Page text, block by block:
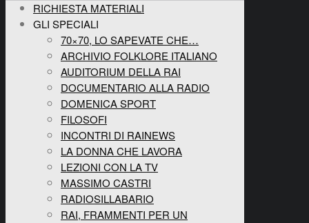
RICHIESTA MATERIALI
GLI SPECIALI
70×70, LO SAPEVATE CHE…
ARCHIVIO FOLKLORE ITALIANO
AUDITORIUM DELLA RAI
DOCUMENTARIO ALLA RADIO
DOMENICA SPORT
FILOSOFI
INCONTRI DI RAINEWS
LA DONNA CHE LAVORA
LEZIONI CON LA TV
MASSIMO CASTRI
RADIOSILLABARIO
RAI, FRAMMENTI PER UN